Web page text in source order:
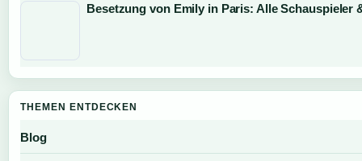
Besetzung von Emily in Paris: Alle Schauspieler
THEMEN ENTDECKEN
Blog